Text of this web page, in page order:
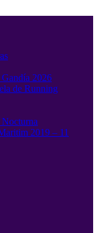
2026
de Running
2019 – 11